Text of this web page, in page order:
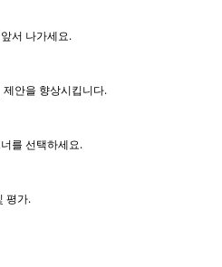
서 나가세요.
안을 향상시킵니다.
를 선택하세요.
평가.